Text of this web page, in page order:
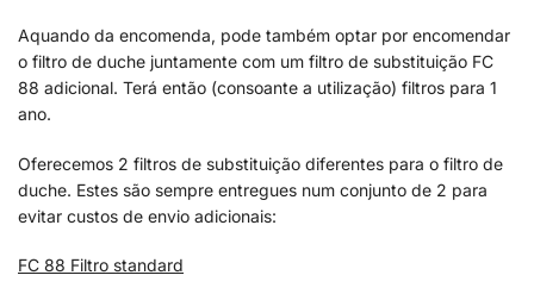
Aquando da encomenda, pode também optar por encomendar
o filtro de duche juntamente com um filtro de substituição FC
88 adicional. Terá então (consoante a utilização) filtros para 1
ano.
Oferecemos 2 filtros de substituição diferentes para o filtro de
duche. Estes são sempre entregues num conjunto de 2 para
evitar custos de envio adicionais:
FC 88 Filtro standard